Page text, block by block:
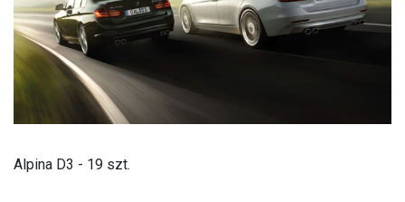
Alpina D3 - 19 szt.